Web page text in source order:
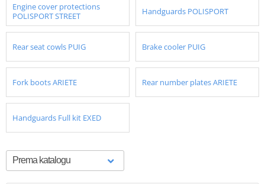
Engine cover protections
POLISPORT STREET
Handguards POLISPORT
Rear seat cowls PUIG Brake cooler PUIG
Fork boots ARIETE Rear number plates ARIETE
Handguards Full kit EXED